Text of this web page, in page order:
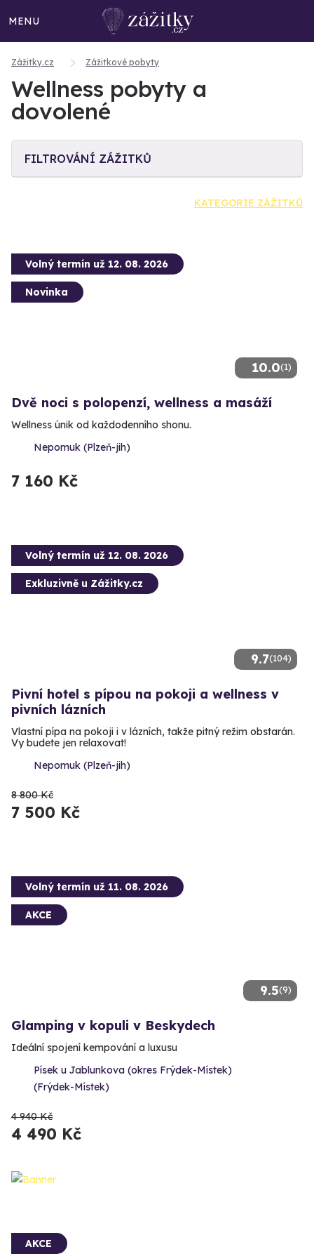
MENU
Zážitky.cz Zážitkové pobyty
Wellness pobyty a
dovolené
FILTROVÁNÍ ZÁŽITKŮ
KATEGORIE ZÁŽITKŮ
10.0(1)
Volný termín už 12. 08. 2026
Novinka
Dvě noci s polopenzí, wellness a masáží
Wellness únik od každodenního shonu.
Nepomuk (Plzeň-jih)
7 160 Kč
9.7(104)
Volný termín už 12. 08. 2026
Exkluzivně u Zážitky.cz
Pivní hotel s pípou na pokoji a wellness v
pivních lázních
Vlastní pípa na pokoji i v lázních, takže pitný režim obstarán.
Vy budete jen relaxovat!
Nepomuk (Plzeň-jih)
8 800 Kč
7 500 Kč
9.5(9)
Volný termín už 11. 08. 2026
AKCE
Glamping v kopuli v Beskydech
Ideální spojení kempování a luxusu
Písek u Jablunkova (okres Frýdek-Místek)
(Frýdek-Místek)
4 940 Kč
4 490 Kč
AKCE